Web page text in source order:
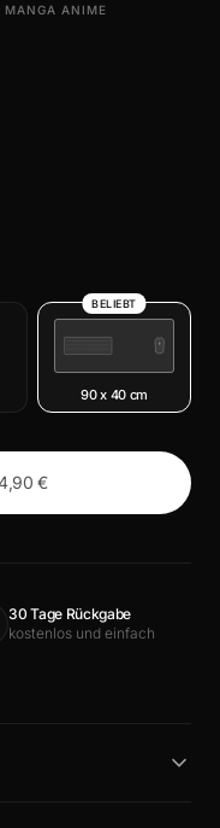
MANGA ANIME
BELIEBT
90 x 40 cm
€
30 Tage Rückgabe
kostenlos und einfach